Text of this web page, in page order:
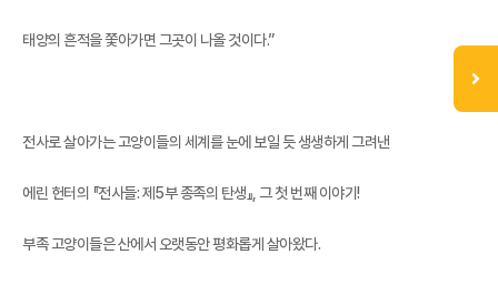
태양의 흔적을 쫓아가면 그곳이 나올 것이다.”
전사로 살아가는 고양이들의 세계를 눈에 보일 듯 생생하게 그려낸
에린 헌터의 『전사들: 제5부 종족의 탄생』, 그 첫 번째 이야기!
부족 고양이들은 산에서 오랫동안 평화롭게 살아왔다.